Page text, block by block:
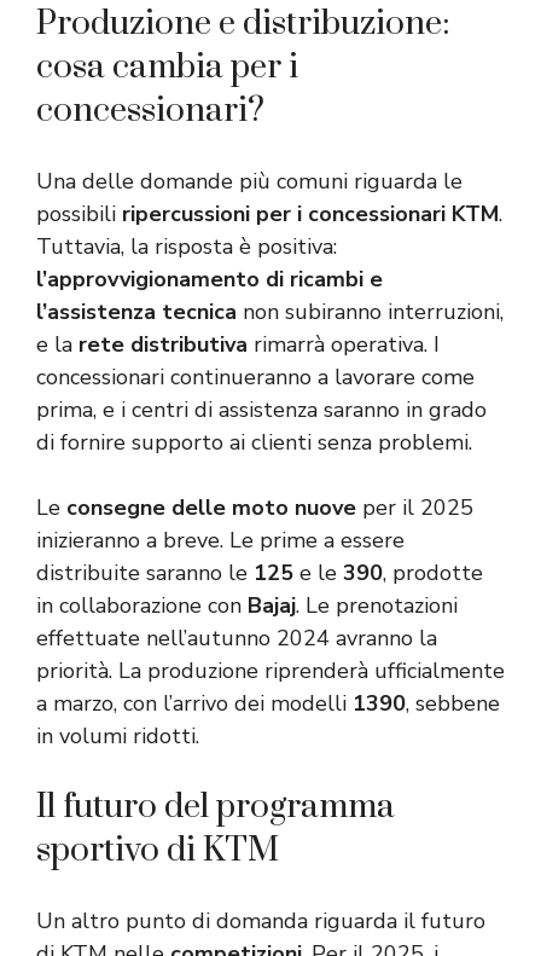
Produzione e distribuzione:
cosa cambia per i
concessionari?
Una delle domande più comuni riguarda le
possibili ripercussioni per i concessionari KTM.
Tuttavia, la risposta è positiva:
l’approvvigionamento di ricambi e
l’assistenza tecnica non subiranno interruzioni,
e la rete distributiva rimarrà operativa. I
concessionari continueranno a lavorare come
prima, e i centri di assistenza saranno in grado
di fornire supporto ai clienti senza problemi.
Le consegne delle moto nuove per il 2025
inizieranno a breve. Le prime a essere
distribuite saranno le 125 e le 390, prodotte
in collaborazione con Bajaj. Le prenotazioni
effettuate nell’autunno 2024 avranno la
priorità. La produzione riprenderà ufficialmente
a marzo, con l’arrivo dei modelli 1390, sebbene
in volumi ridotti.
Il futuro del programma
sportivo di KTM
Un altro punto di domanda riguarda il futuro